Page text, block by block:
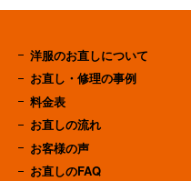
洋服のお直しについて
お直し・修理の事例
料金表
お直しの流れ
お客様の声
お直しのFAQ